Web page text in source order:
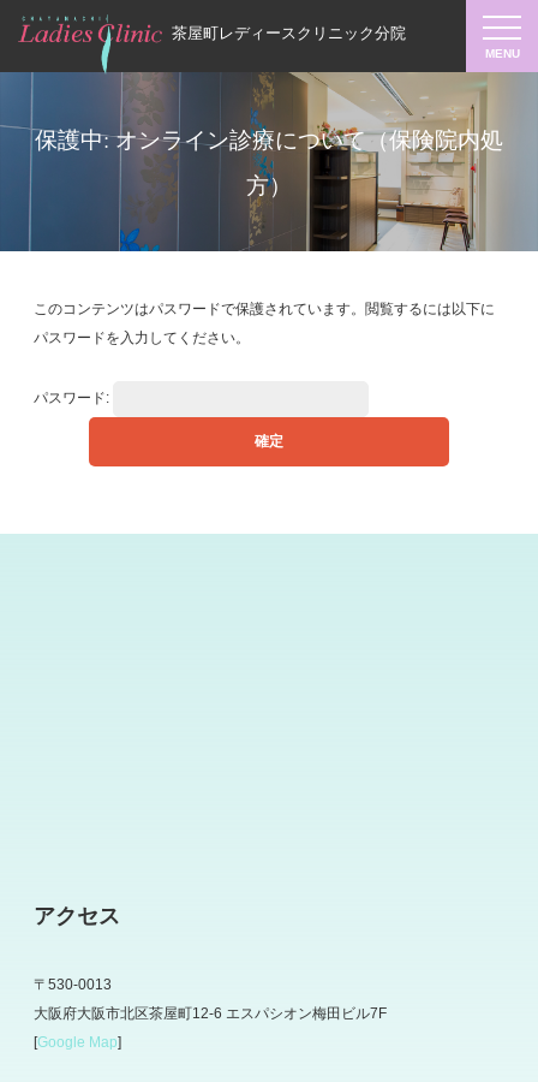
茶屋町レディースクリニック分院
保護中: オンライン診療について（保険院内処
方）
このコンテンツはパスワードで保護されています。閲覧するには以下に
パスワードを入力してください。
パスワード:
アクセス
〒530-0013
大阪府大阪市北区茶屋町12-6 エスパシオン梅田ビル7F
[Google Map]